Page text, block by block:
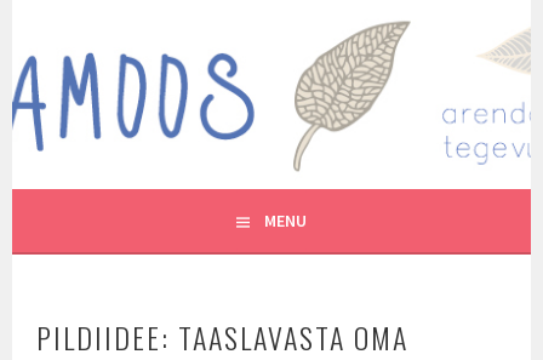
content
MUTUKAMOOS
ARENDAVAID TEGEVUSI LASTEGA
MENU
PILDIIDEE: TAASLAVASTA OMA